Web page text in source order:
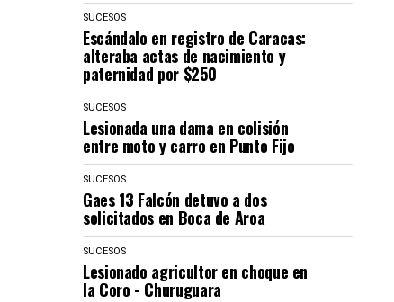
SUCESOS
Escándalo en registro de Caracas:
alteraba actas de nacimiento y
paternidad por $250
SUCESOS
Lesionada una dama en colisión
entre moto y carro en Punto Fijo
SUCESOS
Gaes 13 Falcón detuvo a dos
solicitados en Boca de Aroa
SUCESOS
Lesionado agricultor en choque en
la Coro - Churuguara